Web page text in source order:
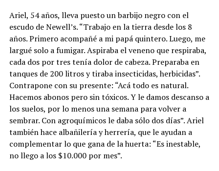
Ariel, 54 años, lleva puesto un barbijo negro con el
escudo de Newell’s. “Trabajo en la tierra desde los 8
años. Primero acompañé a mi papá quintero. Luego, me
largué solo a fumigar. Aspiraba el veneno que respiraba,
cada dos por tres tenía dolor de cabeza. Preparaba en
tanques de 200 litros y tiraba insecticidas, herbicidas”.
Contrapone con su presente: “Acá todo es natural.
Hacemos abonos pero sin tóxicos. Y le damos descanso a
los suelos, por lo menos una semana para volver a
sembrar. Con agroquímicos le daba sólo dos días”. Ariel
también hace albañilería y herrería, que le ayudan a
complementar lo que gana de la huerta: “Es inestable,
no llego a los $10.000 por mes”.